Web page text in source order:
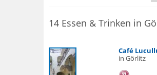
14 Essen & Trinken in
Café
in Görlitz